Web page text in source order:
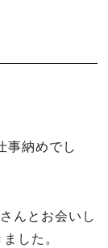
事納めでし
んとお会いし
した。